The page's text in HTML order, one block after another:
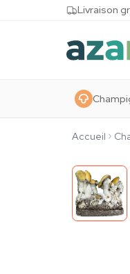
Skip to contentLivraison
Accueil